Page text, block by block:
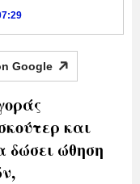
Google
και
δώσει ώθηση